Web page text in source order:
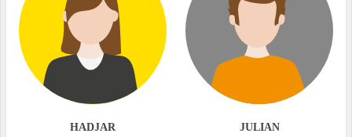
HADJAR JULIAN